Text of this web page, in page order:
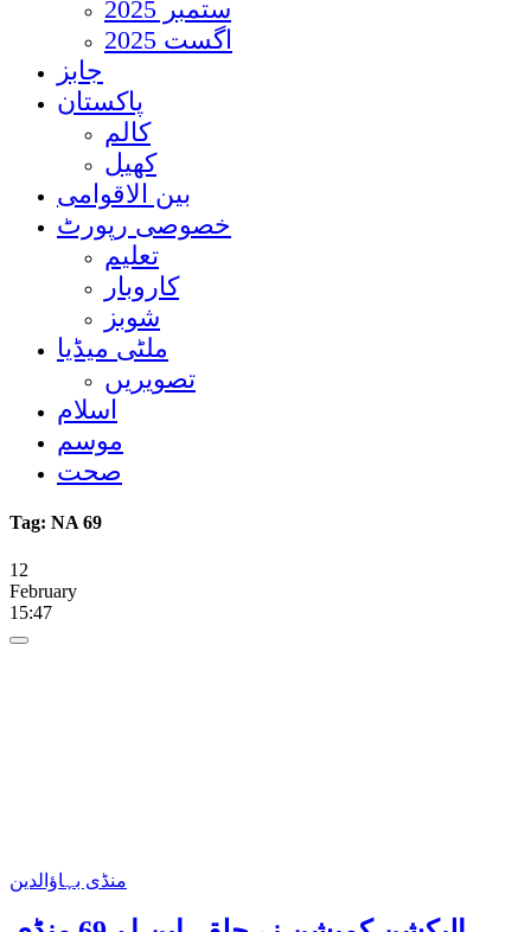
ستمبر 2025
اگست 2025
جابز
پاکستان
کالم
کھیل
بین الاقوامی
خصوصی رپورٹ
تعلیم
کاروبار
شوبز
ملٹی میڈیا
تصویریں
اسلام
موسم
صحت
Tag: NA 69
12
February
15:47
منڈی بہاؤالدین